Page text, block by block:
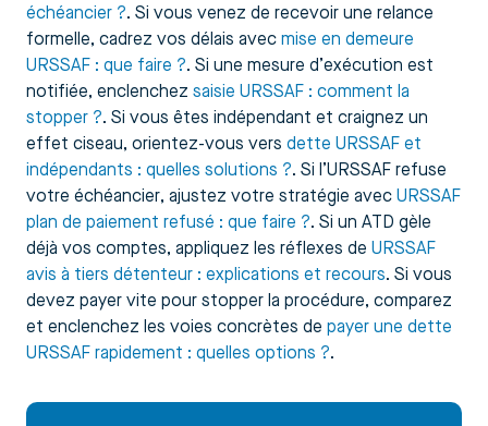
échéancier ?. Si vous venez de recevoir une relance
formelle, cadrez vos délais avec mise en demeure
URSSAF : que faire ?. Si une mesure d’exécution est
notifiée, enclenchez saisie URSSAF : comment la
stopper ?. Si vous êtes indépendant et craignez un
effet ciseau, orientez-vous vers dette URSSAF et
indépendants : quelles solutions ?. Si l’URSSAF refuse
votre échéancier, ajustez votre stratégie avec URSSAF
plan de paiement refusé : que faire ?. Si un ATD gèle
déjà vos comptes, appliquez les réflexes de URSSAF
avis à tiers détenteur : explications et recours. Si vous
devez payer vite pour stopper la procédure, comparez
et enclenchez les voies concrètes de payer une dette
URSSAF rapidement : quelles options ?.